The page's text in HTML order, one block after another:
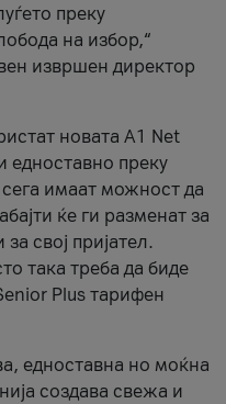
преку
на избор,“
извршен директор
новата А1 Net
едноставно преку
имаат можност да
ќе ги разменат за
свој пријател.
така треба да биде
Plus тарифен
едноставна но моќна
создава свежа и